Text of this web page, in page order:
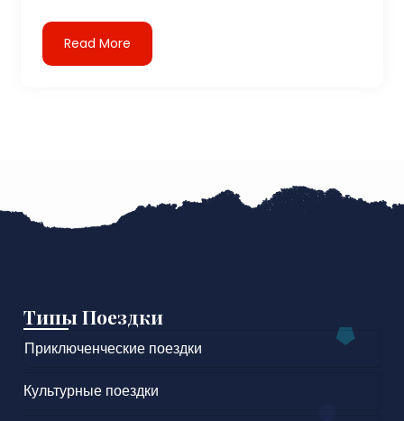
Read More
Типы Поездки
Приключенческие поездки
Культурные поездки